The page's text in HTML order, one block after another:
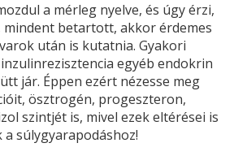
a mérleg nyelve, és úgy érzi,
betartott, akkor érdemes
után is kutatnia. Gyakori
egyéb endokrin
jár. Éppen ezért nézesse meg
ösztrogén, progeszteron,
szintjét is, mivel ezek eltérései is
súlygyarapodáshoz!